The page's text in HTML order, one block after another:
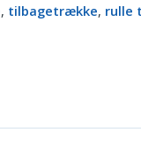
, tilbagetrække, rulle